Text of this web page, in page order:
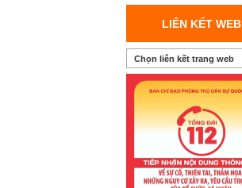
LIÊN KẾT WEB